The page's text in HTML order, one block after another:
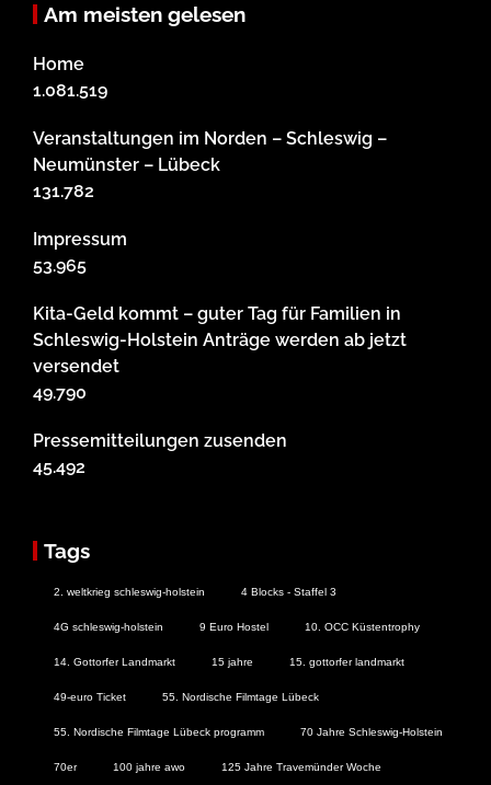
Am meisten gelesen
Home
1.081.519
Veranstaltungen im Norden – Schleswig –
Neumünster – Lübeck
131.782
Impressum
53.965
Kita-Geld kommt – guter Tag für Familien in
Schleswig-Holstein Anträge werden ab jetzt
versendet
49.790
Pressemitteilungen zusenden
45.492
Tags
2. weltkrieg schleswig-holstein 4 Blocks - Staffel 3
4G schleswig-holstein 9 Euro Hostel 10. OCC Küstentrophy
14. Gottorfer Landmarkt 15 jahre 15. gottorfer landmarkt
49-euro Ticket 55. Nordische Filmtage Lübeck
55. Nordische Filmtage Lübeck programm 70 Jahre Schleswig-Holstein
70er 100 jahre awo 125 Jahre Travemünder Woche